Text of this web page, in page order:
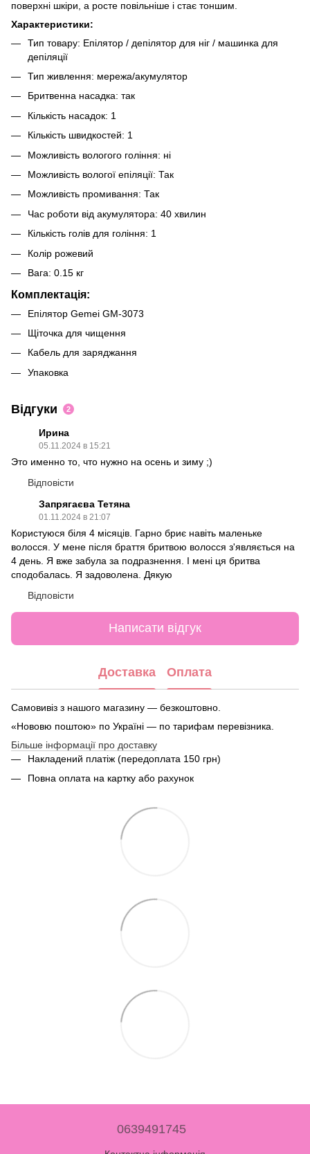
поверхні шкіри, а росте повільніше і стає тоншим.
Характеристики:
Тип товару: Епілятор / депілятор для ніг / машинка для
депіляції
Тип живлення: мережа/акумулятор
Бритвенна насадка: так
Кількість насадок: 1
Кількість швидкостей: 1
Можливість вологого гоління: ні
Можливість вологої епіляції: Так
Можливість промивання: Так
Час роботи від акумулятора: 40 хвилин
Кількість голів для гоління: 1
Колір рожевий
Вага: 0.15 кг
Комплектація:
Епілятор Gemei GM-3073
Щіточка для чищення
Кабель для заряджання
Упаковка
Відгуки 2
Ирина
05.11.2024 в 15:21
Это именно то, что нужно на осень и зиму ;)
Відповісти
Запрягаєва Тетяна
01.11.2024 в 21:07
Користуюся біля 4 місяців. Гарно бриє навіть маленьке
волосся. У мене після браття бритвою волосся з'являється на
4 день. Я вже забула за подразнення. І мені ця бритва
сподобалась. Я задоволена. Дякую
Відповісти
Написати відгук
Доставка Оплата
Самовивіз з нашого магазину — безкоштовно.
«Нововю поштою» по Україні — по тарифам перевізника.
Більше інформації про доставку
Накладений платіж (передоплата 150 грн)
Повна оплата на картку або рахунок
0639491745